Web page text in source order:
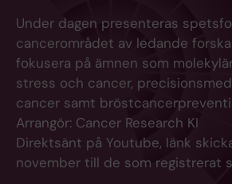
Under dagen presenteras
cancerområdet av ledande
fokusera på ämnen som
stress och cancer,
cancer samt
Arrangör: Cancer Research KI
Direktsänt på Youtube, länk
november till de som registrerat